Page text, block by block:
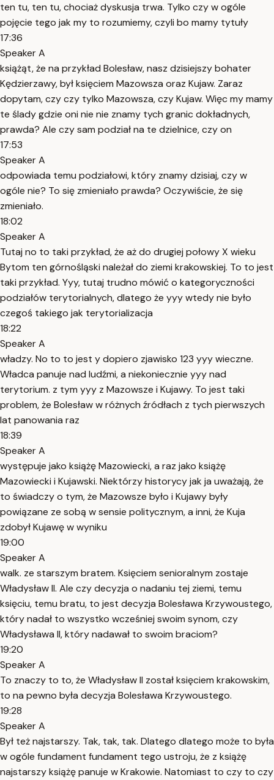
ten tu, ten tu, chociaż dyskusja trwa. Tylko czy w ogóle
pojęcie tego jak my to rozumiemy, czyli bo mamy tytuły
17:36
Speaker A
książąt, że na przykład Bolesław, nasz dzisiejszy bohater
Kędzierzawy, był księciem Mazowsza oraz Kujaw. Zaraz
dopytam, czy czy tylko Mazowsza, czy Kujaw. Więc my mamy
te ślady gdzie oni nie nie znamy tych granic dokładnych,
prawda? Ale czy sam podział na te dzielnice, czy on
17:53
Speaker A
odpowiada temu podziałowi, który znamy dzisiaj, czy w
ogóle nie? To się zmieniało prawda? Oczywiście, że się
zmieniało.
18:02
Speaker A
Tutaj no to taki przykład, że aż do drugiej połowy X wieku
Bytom ten górnośląski należał do ziemi krakowskiej. To to jest
taki przykład. Yyy, tutaj trudno mówić o kategoryczności
podziałów terytorialnych, dlatego że yyy wtedy nie było
czegoś takiego jak terytorializacja
18:22
Speaker A
władzy. No to to jest y dopiero zjawisko 123 yyy wieczne.
Władca panuje nad ludźmi, a niekoniecznie yyy nad
terytorium. z tym yyy z Mazowsze i Kujawy. To jest taki
problem, że Bolesław w różnych źródłach z tych pierwszych
lat panowania raz
18:39
Speaker A
występuje jako książę Mazowiecki, a raz jako książę
Mazowiecki i Kujawski. Niektórzy historycy jak ja uważają, że
to świadczy o tym, że Mazowsze było i Kujawy były
powiązane ze sobą w sensie politycznym, a inni, że Kuja
zdobył Kujawę w wyniku
19:00
Speaker A
walk. ze starszym bratem. Księciem senioralnym zostaje
Władysław II. Ale czy decyzja o nadaniu tej ziemi, temu
księciu, temu bratu, to jest decyzja Bolesława Krzywoustego,
który nadał to wszystko wcześniej swoim synom, czy
Władysława II, który nadawał to swoim braciom?
19:20
Speaker A
To znaczy to to, że Władysław II został księciem krakowskim,
to na pewno była decyzja Bolesława Krzywoustego.
19:28
Speaker A
Był też najstarszy. Tak, tak, tak. Dlatego dlatego może to była
w ogóle fundament fundament tego ustroju, że z książę
najstarszy książę panuje w Krakowie. Natomiast to czy to czy